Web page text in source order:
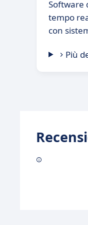
Software
tempo
con
Più